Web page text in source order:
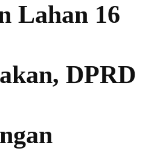
Lahan 16
DPRD